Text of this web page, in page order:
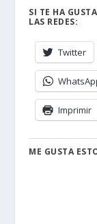
SI TE HA
LAS REDES:
Twitter
Imprimir
ME GUSTA